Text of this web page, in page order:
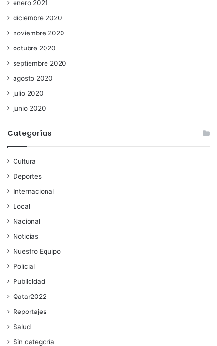
enero 2021
diciembre 2020
noviembre 2020
octubre 2020
septiembre 2020
agosto 2020
julio 2020
junio 2020
Categorías
Cultura
Deportes
Internacional
Local
Nacional
Noticias
Nuestro Equipo
Policial
Publicidad
Qatar2022
Reportajes
Salud
Sin categoría